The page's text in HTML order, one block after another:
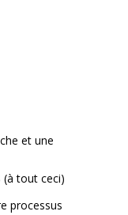
et une
tout ceci)
processus